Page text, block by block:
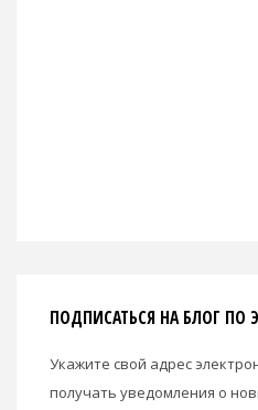
ПОДПИСАТЬСЯ НА БЛОГ ПО
Укажите свой адрес
получать уведомления о